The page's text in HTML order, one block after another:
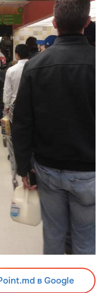
в Google